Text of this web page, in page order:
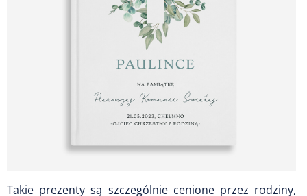
Takie prezenty są szczególnie cenione przez rodziny,